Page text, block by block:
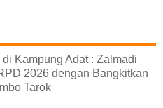
Kampung Adat : Zalmadi
2026 dengan Bangkitkan
Tarok